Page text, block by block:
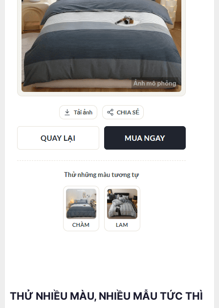
THỬ NHIỀU MÀU, NHIỀU MẪU TỨC THÌ